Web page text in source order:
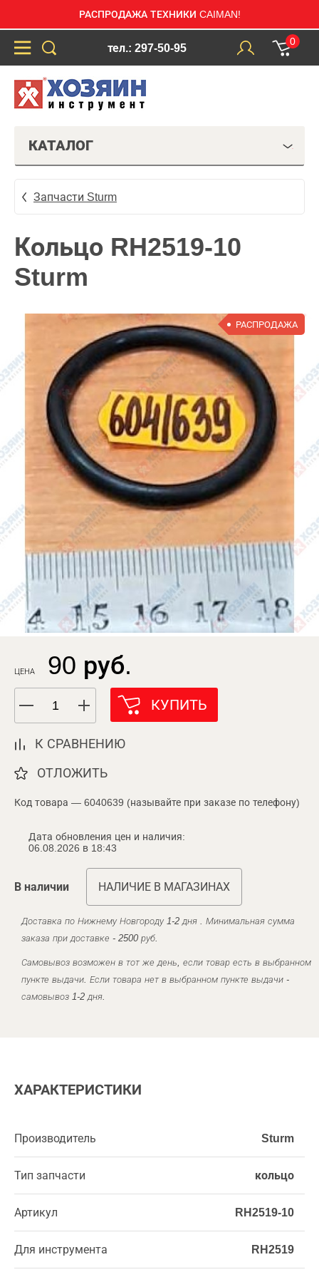
РАСПРОДАЖА ТЕХНИКИ CAIMAN!
тел.: 297-50-95
0
КАТАЛОГ
Запчасти Sturm
Кольцо RH2519-10
Sturm
РАСПРОДАЖА
ЦЕНА 90 руб.
КУПИТЬ
К СРАВНЕНИЮ
ОТЛОЖИТЬ
Код товара — 6040639 (называйте при заказе по телефону)
Дата обновления цен и наличия:
06.08.2026 в 18:43
В наличии НАЛИЧИЕ В МАГАЗИНАХ
Доставка по Нижнему Новгороду 1-2 дня . Минимальная сумма
заказа при доставке - 2500 руб.
Самовывоз возможен в тот же день, если товар есть в выбранном
пункте выдачи. Если товара нет в выбранном пункте выдачи -
самовывоз 1-2 дня.
ХАРАКТЕРИСТИКИ
Производитель Sturm
Тип запчасти кольцо
Артикул RH2519-10
Для инструмента RH2519